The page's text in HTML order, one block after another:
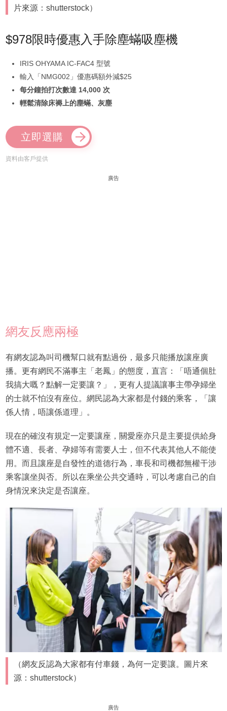
片來源：shutterstock）
$978限時優惠入手除塵蟎吸塵機
IRIS OHYAMA IC-FAC4 型號
輸入「NMG002」優惠碼額外減$25
每分鐘拍打次數達 14,000 次
輕鬆清除床褥上的塵蟎、灰塵
立即選購
資料由客戶提供
廣告
網友反應兩極
有網友認為叫司機幫口就有點過份，最多只能播放讓座廣
播。更有網民不滿事主「老鳳」的態度，直言：「唔通個肚
我搞大嘅？點解一定要讓？」，更有人提議讓事主帶孕婦坐
的士就不怕沒有座位。網民認為大家都是付錢的乘客，「讓
係人情，唔讓係道理」。
現在的確沒有規定一定要讓座，關愛座亦只是主要提供給身
體不適、長者、孕婦等有需要人士，但不代表其他人不能使
用。而且讓座是自發性的道德行為，車長和司機都無權干涉
乘客讓坐與否。所以在乘坐公共交通時，可以考慮自己的自
身情況來決定是否讓座。
（網友反認為大家都有付車錢，為何一定要讓。圖片來
源：shutterstock）
廣告